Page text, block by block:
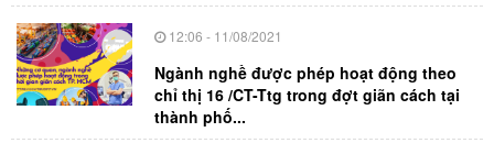
12:06 - 11/08/2021
Ngành nghề được phép hoạt động theo
chỉ thị 16 /CT-Ttg trong đợt giãn cách tại
thành phố...